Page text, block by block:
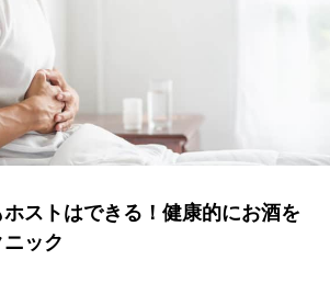
ストはできる！健康的にお酒を
ック